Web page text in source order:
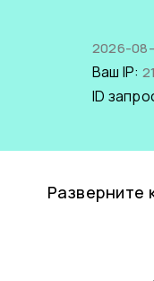
2026-
Ваш IP:
ID
Разверните